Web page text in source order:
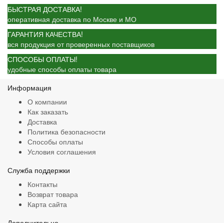
БЫСТРАЯ ДОСТАВКА!
оперативная доставка по Москве и МО
ГАРАНТИЯ КАЧЕСТВА!
вся продукция от проверенных поставщиков
СПОСОБЫ ОПЛАТЫ!
удобные способы оплаты товара
Информация
О компании
Как заказать
Доставка
Политика безопасности
Способы оплаты
Условия соглашения
Служба поддержки
Контакты
Возврат товара
Карта сайта